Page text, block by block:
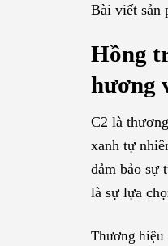
Bài viết sản
Hồng
hương
C2 là
xanh tự
đảm bảo sự
là sự lựa
Thương hiệu